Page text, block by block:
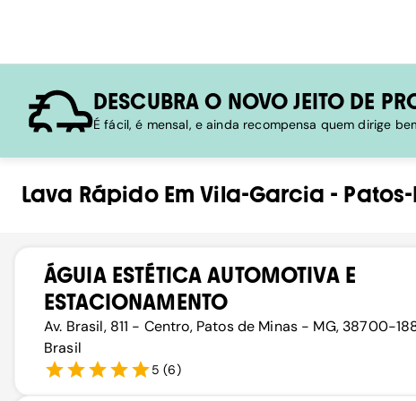
DESCUBRA O NOVO JEITO DE
É fácil, é mensal, e ainda recompensa quem dirige
Lava RápidoEmVila-Garcia -
ÁGUIA ESTÉTICA AUTOMOTIVA E
ESTACIONAMENTO
Av. Brasil, 811 - Centro, Patos de Minas - MG, 38700-
Brasil
5 (6)